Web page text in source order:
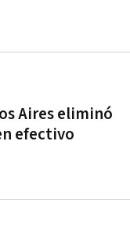
Aires eliminó
efectivo